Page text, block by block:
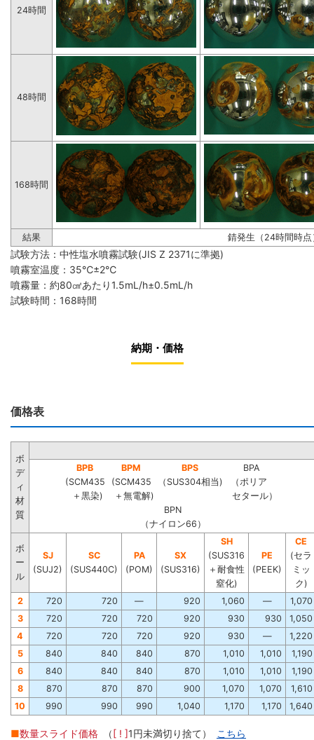
24時間
48時間
168時間
結果 錆発生（24時間時点
試験方法：中性塩水噴霧試験(JIS Z 2371に準拠)
噴霧室温度：35℃±2℃
噴霧量：約80㎠あたり1.5mL/h±0.5mL/h
試験時間：168時間
納期・価格
価格表
ボ
デ
ィ
材
質
BPB
(SCM435
＋黒染)
BPM
(SCM435
＋無電解)
BPS
（SUS304相当)
BPA
（ポリア
セタール）
BPN
（ナイロン66）
ボ
ー
ル
SJ
(SUJ2)
SC
(SUS440C)
PA
(POM)
SX
(SUS316)
SH
(SUS316
＋耐食性
窒化)
PE
(PEEK)
CE
(セラ
ミッ
ク)
2
720 720 ― 920 1,060 ―
1,070
3
720 720 720 920 930 930
1,050
4
720 720 720 920 930 ―
1,220
5
840 840 840 870 1,010 1,010
1,190
6
840 840 840 870 1,010 1,010
1,190
8
870 870 870 900 1,070 1,070
1,610
10
990 990 990 1,040 1,170 1,170 1,640
■数量スライド価格 （[ ! ]1円未満切り捨て） こちら